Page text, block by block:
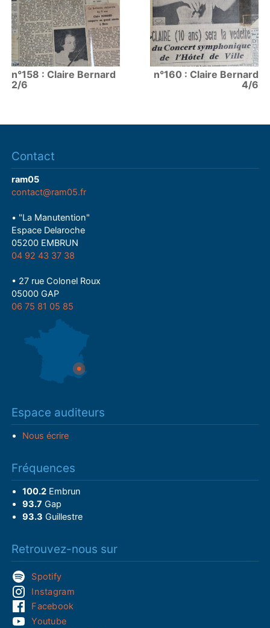
n°158 : Claire Bernard
2/6
n°160 : Claire Bernard
4/6
Contact
ram05
contact@ram05.fr
• "La Manutention"
Espace Delaroche
05200 EMBRUN
04 92 43 37 38
• 27 rue Colonel Roux
05000 GAP
06 75 81 05 85
Espace auditeurs
Nous écrire
Fréquences
100.2Embrun
93.7 Gap
93.3 Guillestre
Retrouvez-nous sur
Spotify
Instagram
Facebook
Youtube